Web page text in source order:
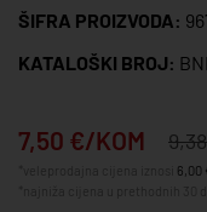
ŠIFRA PROIZVODA:
KATALOŠKI BROJ:
7,50 €/KOM
6,00